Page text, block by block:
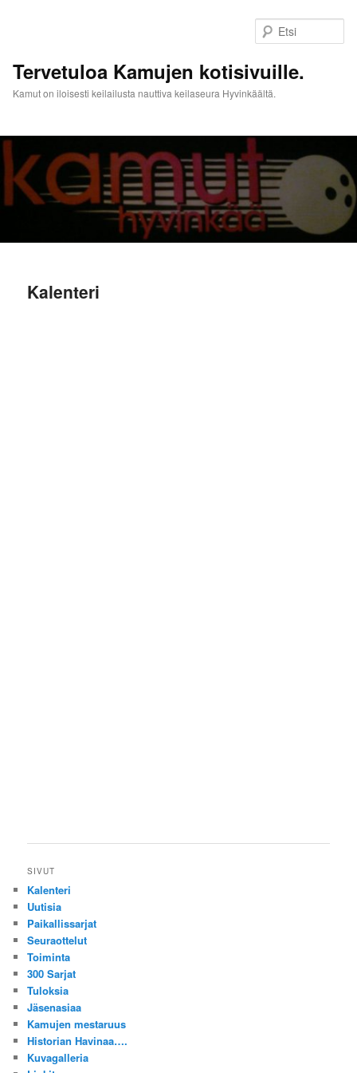
Tervetuloa Kamujen kotisivuille.
Kamut on iloisesti keilailusta nauttiva keilaseura Hyvinkäältä.
Kalenteri
SIVUT
Kalenteri
Uutisia
Paikallissarjat
Seuraottelut
Toiminta
300 Sarjat
Tuloksia
Jäsenasiaa
Kamujen mestaruus
Historian Havinaa….
Kuvagalleria